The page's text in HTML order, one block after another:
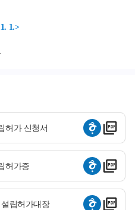
1.>
허가 신청서
허가증
립허가대장